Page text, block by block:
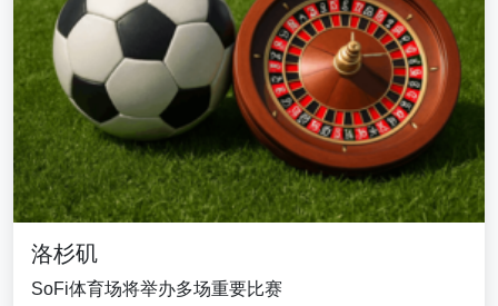
洛杉矶
SoFi体育场将举办多场重要比赛